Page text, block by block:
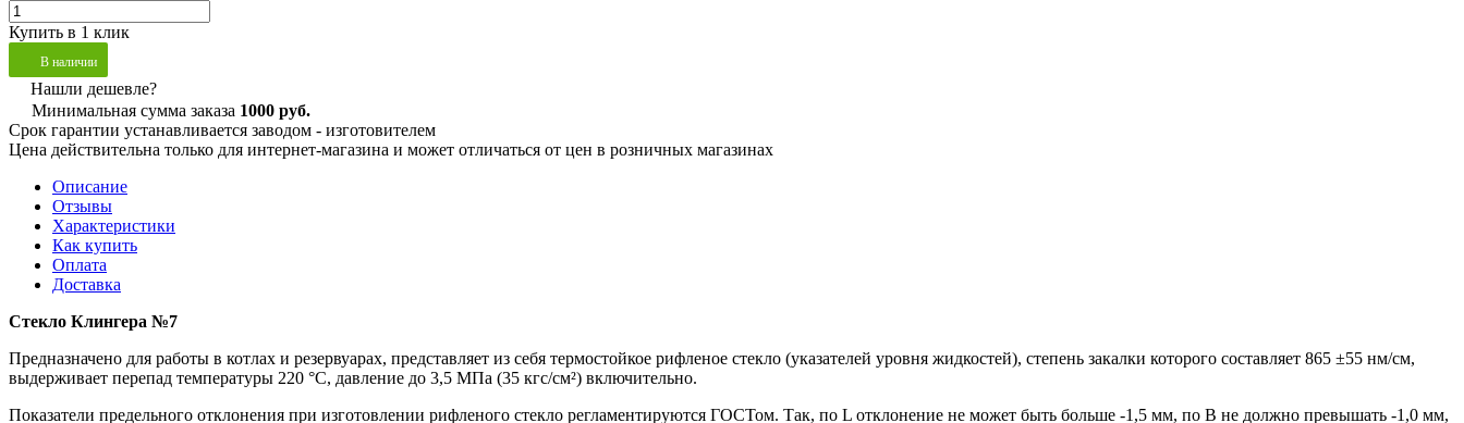
Купить в 1 клик
В наличии
Нашли дешевле?
Минимальная сумма заказа 1000 руб.
Срок гарантии устанавливается заводом - изготовителем
Цена действительна только для интернет-магазина и может отличаться от цен в розничных магазинах
Описание
Отзывы
Характеристики
Как купить
Оплата
Доставка
Стекло Клингера №7
Предназначено для работы в котлах и резервуарах, представляет из себя термостойкое рифленое стекло (указателей уровня жидкостей), степень закалки которого составляет 865 ±55 нм/см,
выдерживает перепад температуры 220 °C, давление до 3,5 МПа (35 кгс/см²) включительно.
Показатели предельного отклонения при изготовлении рифленого стекло регламентируются ГОСТом. Так, по L отклонение не может быть больше -1,5 мм, по В не должно превышать -1,0 мм,